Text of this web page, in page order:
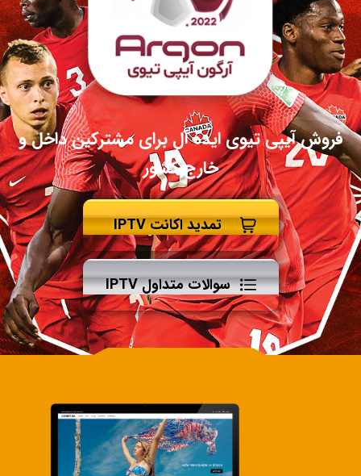
فروش آیپی تیوی ایده آل برای مشترکین داخل و
خارج کشور
تمدید اکانت IPTV
سوالات متداول IPTV